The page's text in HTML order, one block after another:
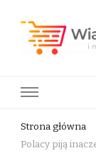
Strona główna
Polacy piją